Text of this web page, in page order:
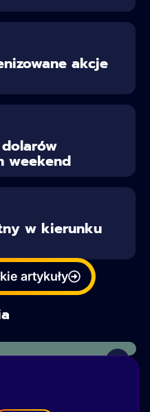
akcje
weekend
w kierunku
artykuły